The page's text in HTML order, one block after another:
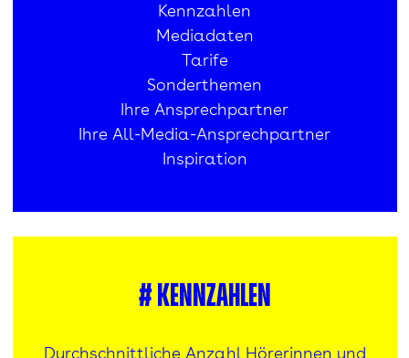
Kennzahlen
Mediadaten
Tarife
Sonderthemen
Ihre Ansprechpartner
Ihre All-Media-Ansprechpartner
Inspiration
# Kennzahlen
Durchschnittliche Anzahl Hörerinnen und